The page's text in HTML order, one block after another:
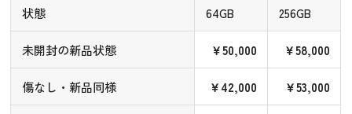
状態 64GB 256GB
未開封の新品状態 ￥50,000 ￥58,000
傷なし・新品同様 ￥42,000 ￥53,000